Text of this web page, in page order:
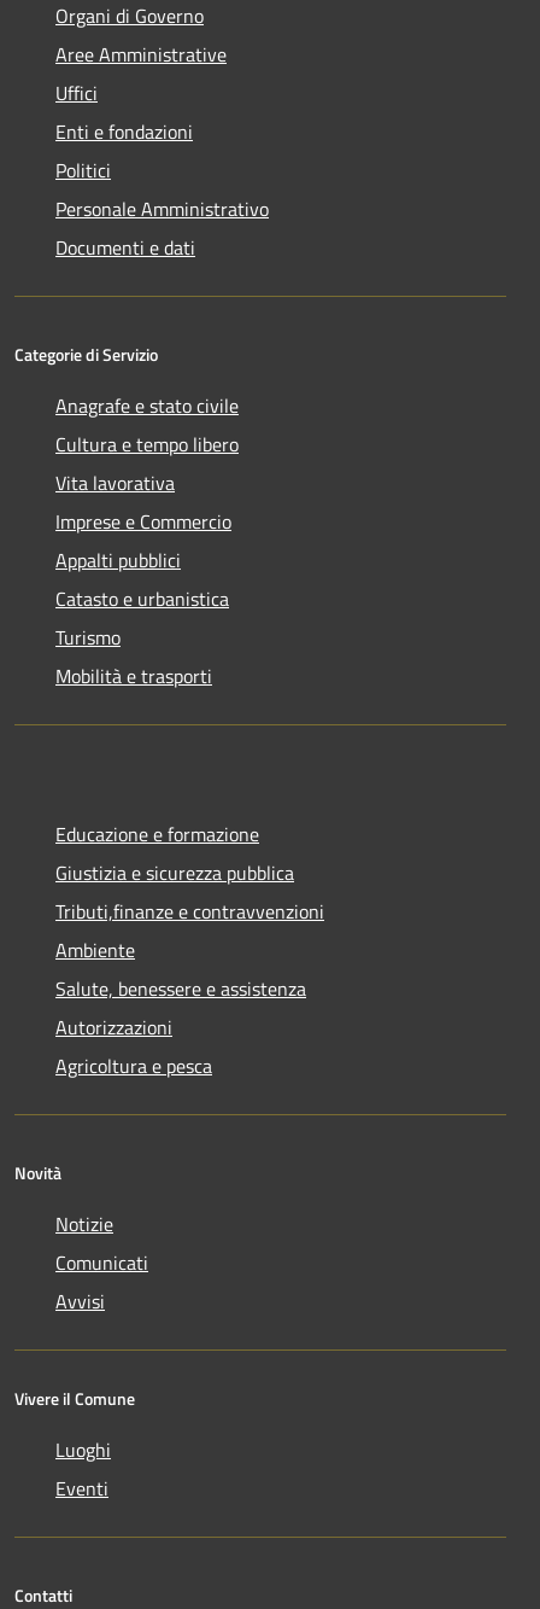
Organi di Governo
Aree Amministrative
Uffici
Enti e fondazioni
Politici
Personale Amministrativo
Documenti e dati
Categorie di Servizio
Anagrafe e stato civile
Cultura e tempo libero
Vita lavorativa
Imprese e Commercio
Appalti pubblici
Catasto e urbanistica
Turismo
Mobilità e trasporti
Educazione e formazione
Giustizia e sicurezza pubblica
Tributi,finanze e contravvenzioni
Ambiente
Salute, benessere e assistenza
Autorizzazioni
Agricoltura e pesca
Novità
Notizie
Comunicati
Avvisi
Vivere il Comune
Luoghi
Eventi
Contatti